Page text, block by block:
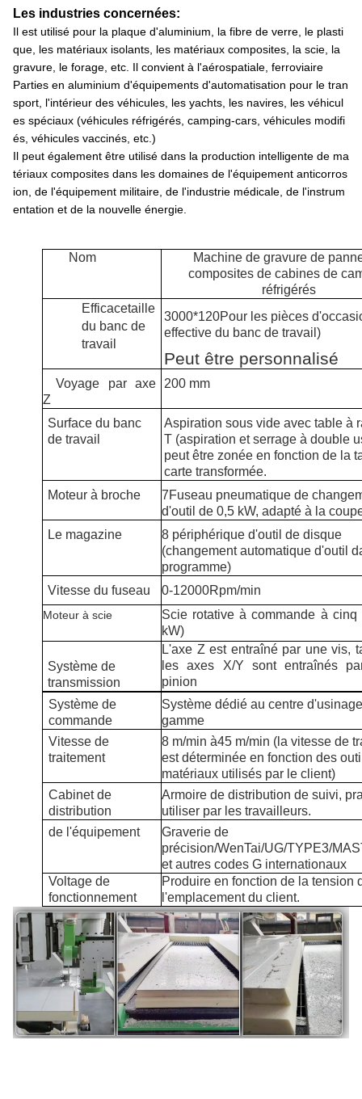
Les industries concernées:
Il est utilisé pour la plaque d'aluminium, la fibre de verre, le plasti
que, les matériaux isolants, les matériaux composites, la scie, la
gravure, le forage, etc. Il convient à l'aérospatiale, ferroviaire
Parties en aluminium d'équipements d'automatisation pour le tran
sport, l'intérieur des véhicules, les yachts, les navires, les véhicul
es spéciaux (véhicules réfrigérés, camping-cars, véhicules modifi
és, véhicules vaccinés, etc.)
Il peut également être utilisé dans la production intelligente de ma
tériaux composites dans les domaines de l'équipement anticorros
ion, de l'équipement militaire, de l'industrie médicale, de l'instrum
entation et de la nouvelle énergie.
Nom
Machine de gravure de
composites de cabines de
réfrigérés
Efficacetaille
du banc de
travail
3000*120Pour les pièces
effective du banc de travail )
Peut être personnalisé
Voyage par axe
Z
200 mm
Surface du banc
de travail
Aspiration sous vide avec table à
T (aspiration et serrage à double
peut être zonée en fonction de la
carte transformée.
Moteur à broche
7Fuseau pneumatique de
d'outil de 0,5 kW, adapté à la
Le magazine
8 périphérique d'outil de disque
(changement automatique d'outil
programme)
Vitesse du fuseau
0-12000Rpm/min
Moteur à scie
Scie rotative à commande à cinq
kW)
Système de
transmission
L'axe Z est entraîné par une vis,
les axes X/Y sont entraînés
pinion
Système de
commande
Système dédié au centre
gamme
Vitesse de
traitement
8 m/min à45 m/min (la vitesse de
est déterminée en fonction des
matériaux utilisés par le client)
Cabinet de
distribution
Armoire de distribution de suivi,
utiliser par les travailleurs.
de l'équipement
Graverie de
précision/WenTai/UG/TYPE3/
et autres codes G internationaux
Voltage de
fonctionnement
Produire en fonction de la tension
l'emplacement du client.